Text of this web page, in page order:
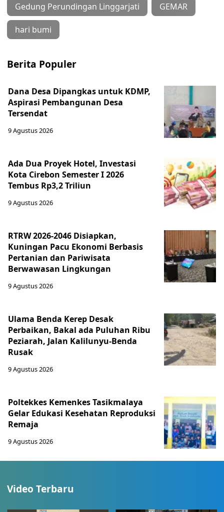
Gedung Perundingan Linggarjati GEMAR
hari bumi
Berita Populer
Dana Desa Dipangkas untuk KDMP,
Aspirasi Pembangunan Desa
Tersendat
9 Agustus 2026
Ada Dua Proyek Hotel, Investasi
Kota Cirebon Semester I 2026
Tembus Rp3,2 Triliun
9 Agustus 2026
RTRW 2026-2046 Disiapkan,
Kuningan Pacu Ekonomi Berbasis
Pertanian dan Pariwisata
Berwawasan Lingkungan
9 Agustus 2026
Ulama Benda Kerep Desak
Perbaikan, Bakal ada Puluhan Ribu
Peziarah, Jalan Kalilunyu-Benda
Rusak
9 Agustus 2026
Poltekkes Kemenkes Tasikmalaya
Gelar Edukasi Kesehatan Reproduksi
Remaja
9 Agustus 2026
Video Terbaru